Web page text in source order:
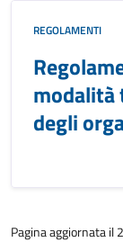
REGOLAMENTI
modalità
degli
Pagina aggiornata